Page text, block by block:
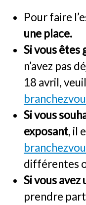
Pour faire
une place.
Si vous êtes
n’avez pas
18 avril,
Si vous
exposant, il
différentes
Si vous
prendre